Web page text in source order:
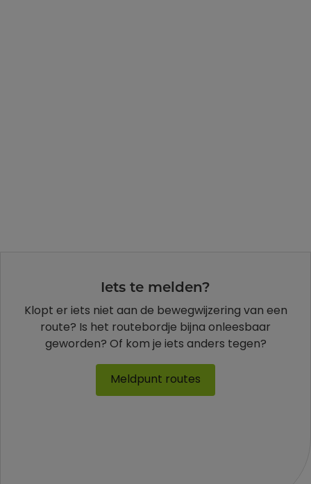
Iets te melden?
Klopt er iets niet aan de bewegwijzering van een
route? Is het routebordje bijna onleesbaar
geworden? Of kom je iets anders tegen?
Meldpunt routes